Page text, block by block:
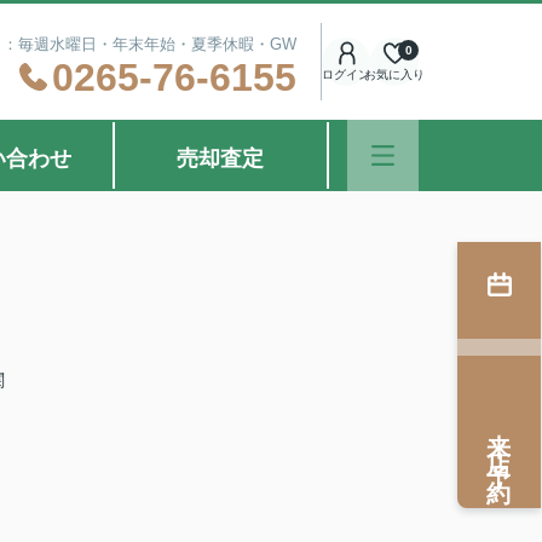
毎週水曜日・年末年始・夏季休暇・GW
0265-76-6155 ログインお気に入り
0
合わせ 売却査定
来店予約